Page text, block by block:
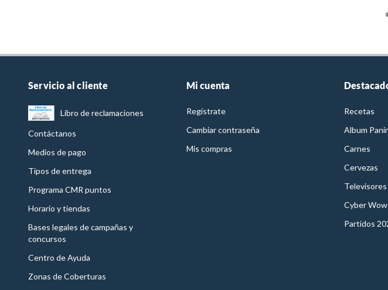
Servicio al cliente
Libro de reclamaciones
Contáctanos
Medios de pago
Tipos de entrega
Programa CMR puntos
Horario y tiendas
Bases legales de campañas y
concursos
Centro de Ayuda
Zonas de Coberturas
Mi cuenta
Regístrate
Cambiar contraseña
Mis compras
Recetas
Album
Carnes
Cervezas
Cyber
Partidos